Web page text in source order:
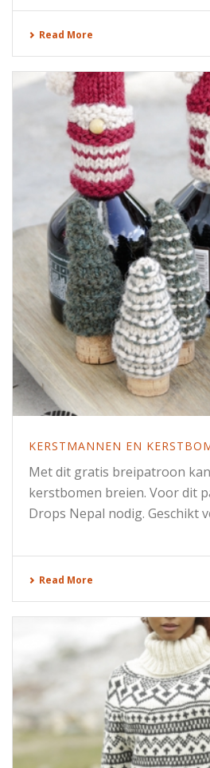
Read More
KERSTMANNEN EN
Met dit gratis breipatroon
kerstbomen breien. Voor dit
Drops Nepal nodig. Geschikt
Read More